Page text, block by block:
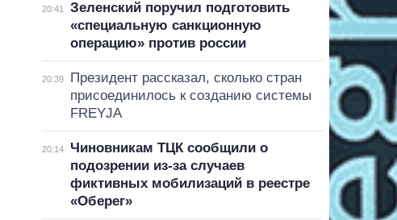
20:41
Зеленский поручил подготовить
«специальную санкционную
операцию» против россии
20:39
Президент рассказал, сколько стран
присоединилось к созданию системы
FREYJA
20:14
Чиновникам ТЦК сообщили о
подозрении из-за случаев
фиктивных мобилизаций в реестре
«Оберег»